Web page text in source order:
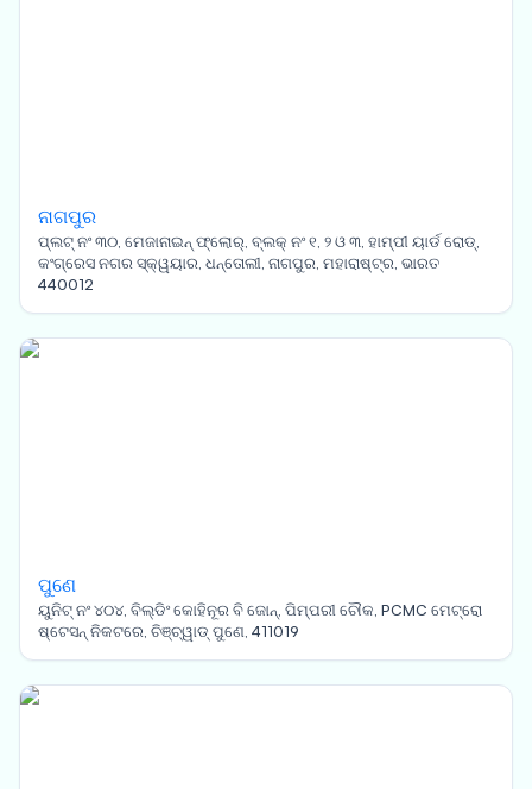
ନାଗପୁର
ପ୍ଲଟ୍ ନଂ ୩୦, ମେଜାନାଇନ୍ ଫ୍ଲୋର୍, ବ୍ଲକ୍ ନଂ ୧, ୨ ଓ ୩, ହାମ୍ପୀ ୟାର୍ଡ ରୋଡ୍,
କଂଗ୍ରେସ ନଗର ସ୍କ୍ୱୟାର, ଧନ୍ତୋଲୀ, ନାଗପୁର, ମହାରାଷ୍ଟ୍ର, ଭାରତ
440012
ପୁଣେ
ୟୁନିଟ୍ ନଂ ୪୦୪, ବିଲ୍ଡିଂ କୋହିନୂର ବି ଜୋନ୍, ପିମ୍ପରୀ ଚୌକ, PCMC ମେଟ୍ରୋ
ଷ୍ଟେସନ୍ ନିକଟରେ, ଚିଞ୍ଚ୍ୱାଡ୍ ପୁଣେ, 411019